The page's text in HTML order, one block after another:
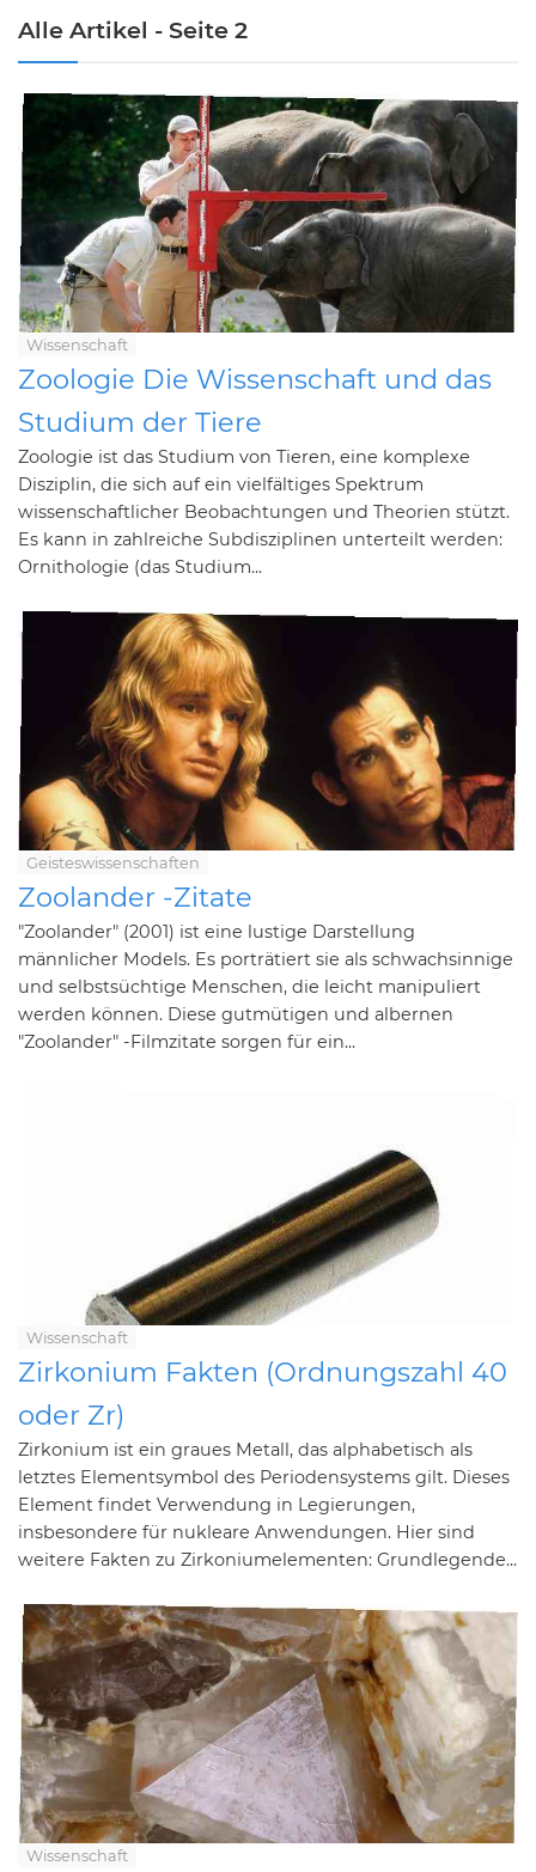
Alle Artikel - Seite 2
Wissenschaft
Zoologie Die Wissenschaft und das
Studium der Tiere
Zoologie ist das Studium von Tieren, eine komplexe
Disziplin, die sich auf ein vielfältiges Spektrum
wissenschaftlicher Beobachtungen und Theorien stützt.
Es kann in zahlreiche Subdisziplinen unterteilt werden:
Ornithologie (das Studium...
Geisteswissenschaften
Zoolander -Zitate
"Zoolander" (2001) ist eine lustige Darstellung
männlicher Models. Es porträtiert sie als schwachsinnige
und selbstsüchtige Menschen, die leicht manipuliert
werden können. Diese gutmütigen und albernen
"Zoolander" -Filmzitate sorgen für ein...
Wissenschaft
Zirkonium Fakten (Ordnungszahl 40
oder Zr)
Zirkonium ist ein graues Metall, das alphabetisch als
letztes Elementsymbol des Periodensystems gilt. Dieses
Element findet Verwendung in Legierungen,
insbesondere für nukleare Anwendungen. Hier sind
weitere Fakten zu Zirkoniumelementen: Grundlegende...
Wissenschaft